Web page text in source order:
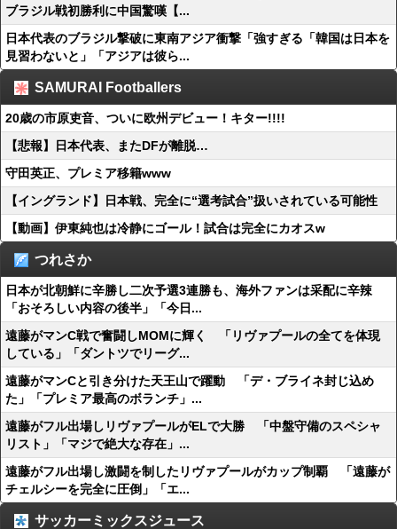
ブラジル戦初勝利に中国驚嘆【...
日本代表のブラジル撃破に東南アジア衝撃「強すぎる「韓国は日本を
見習わないと」「アジアは彼ら...
SAMURAI Footballers
20歳の市原吏音、ついに欧州デビュー！キター!!!!
【悲報】日本代表、またDFが離脱…
守田英正、プレミア移籍www
【イングランド】日本戦、完全に“選考試合”扱いされている可能性
【動画】伊東純也は冷静にゴール！試合は完全にカオスw
つれさか
日本が北朝鮮に辛勝し二次予選3連勝も、海外ファンは采配に辛辣
「おそろしい内容の後半」「今日...
遠藤がマンC戦で奮闘しMOMに輝く 「リヴァプールの全てを体現
している」「ダントツでリーグ...
遠藤がマンCと引き分けた天王山で躍動 「デ・ブライネ封じ込め
た」「プレミア最高のボランチ」...
遠藤がフル出場しリヴァプールがELで大勝 「中盤守備のスペシャ
リスト」「マジで絶大な存在」...
遠藤がフル出場し激闘を制したリヴァプールがカップ制覇 「遠藤が
チェルシーを完全に圧倒」「エ...
サッカーミックスジュース